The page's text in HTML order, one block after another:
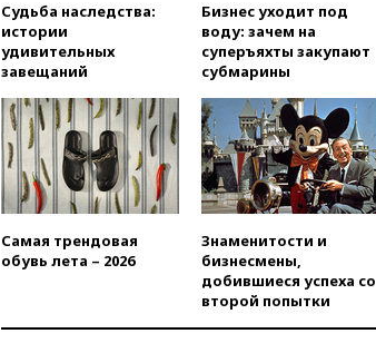
Судьба наследства:
истории
удивительных
завещаний
Бизнес уходит под
воду: зачем на
суперъяхты закупают
субмарины
Самая трендовая
обувь лета – 2026
Знаменитости и
бизнесмены,
добившиеся успеха со
второй попытки